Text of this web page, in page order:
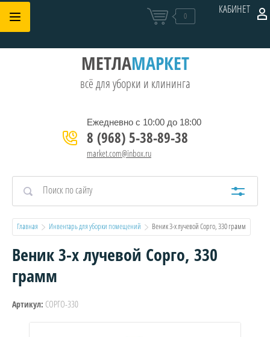
0 КАБИНЕТ
МЕТЛАМАРКЕТ
всё для уборки и клининга
Ежедневно с 10:00 до 18:00
8 (968) 5-38-89-38
market.com@inbox.ru
Главная Инвентарь для уборки помещений
  Веник 3-х лучевой Сорго, 330 грамм
Веник 3-х лучевой Сорго, 330
грамм
Артикул: СОРГО-330